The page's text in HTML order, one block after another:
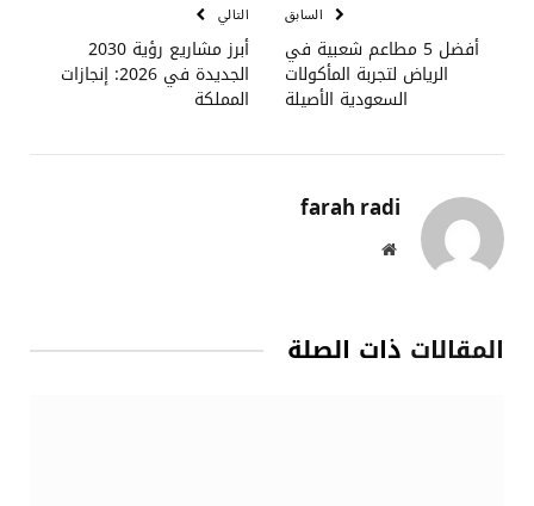
السابق
أفضل 5 مطاعم شعبية في
الرياض لتجربة المأكولات
السعودية الأصيلة
التالي
أبرز مشاريع رؤية 2030
الجديدة في 2026: إنجازات
المملكة
farah radi
موقع
المقالات ذات الصلة